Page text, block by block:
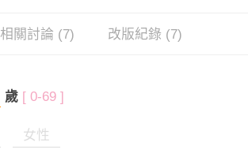
相關討論 (7) 改版紀錄 (7)
歲 [ 0-69 ]
女性